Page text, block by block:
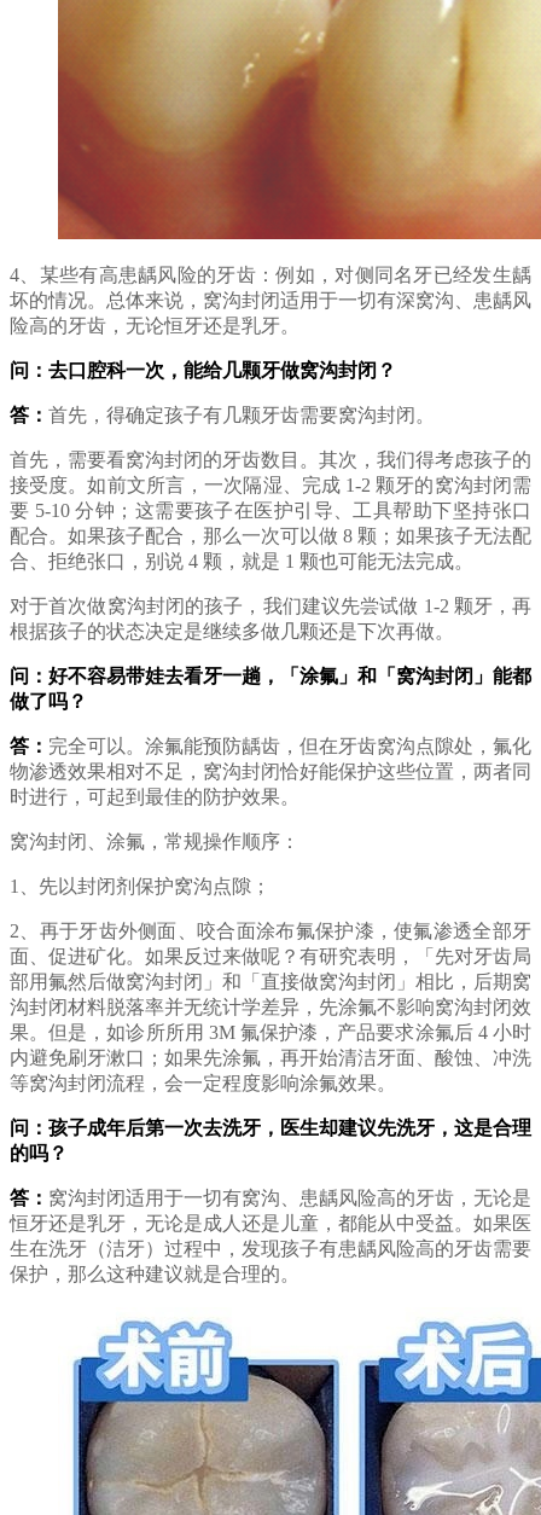
4、某些有高患龋风险的牙齿：例如，对侧同名牙已经发生龋
坏的情况。总体来说，窝沟封闭适用于一切有深窝沟、患龋风
险高的牙齿，无论恒牙还是乳牙。
问：去口腔科一次，能给几颗牙做窝沟封闭？
答： 首先，得确定孩子有几颗牙齿需要窝沟封闭。
首先，需要看窝沟封闭的牙齿数目。其次，我们得考虑孩子的
接受度。如前文所言，一次隔湿、完成 1-2 颗牙的窝沟封闭需
要 5-10 分钟；这需要孩子在医护引导、工具帮助下坚持张口
配合。如果孩子配合，那么一次可以做 8 颗；如果孩子无法配
合、拒绝张口，别说 4 颗，就是 1 颗也可能无法完成。
对于首次做窝沟封闭的孩子，我们建议先尝试做 1-2 颗牙，再
根据孩子的状态决定是继续多做几颗还是下次再做。
问：好不容易带娃去看牙一趟，「涂氟」和「窝沟封闭」能都
做了吗？
答： 完全可以。涂氟能预防龋齿，但在牙齿窝沟点隙处，氟化
物渗透效果相对不足，窝沟封闭恰好能保护这些位置，两者同
时进行，可起到最佳的防护效果。
窝沟封闭、涂氟，常规操作顺序：
1、先以封闭剂保护窝沟点隙；
2、再于牙齿外侧面、咬合面涂布氟保护漆，使氟渗透全部牙
面、促进矿化。如果反过来做呢？有研究表明，「先对牙齿局
部用氟然后做窝沟封闭」和「直接做窝沟封闭」相比，后期窝
沟封闭材料脱落率并无统计学差异，先涂氟不影响窝沟封闭效
果。但是，如诊所所用 3M 氟保护漆，产品要求涂氟后 4 小时
内避免刷牙漱口；如果先涂氟，再开始清洁牙面、酸蚀、冲洗
等窝沟封闭流程，会一定程度影响涂氟效果。
问：孩子成年后第一次去洗牙，医生却建议先洗牙，这是合理
的吗？
答： 窝沟封闭适用于一切有窝沟、患龋风险高的牙齿，无论是
恒牙还是乳牙，无论是成人还是儿童，都能从中受益。如果医
生在洗牙（洁牙）过程中，发现孩子有患龋风险高的牙齿需要
保护，那么这种建议就是合理的。